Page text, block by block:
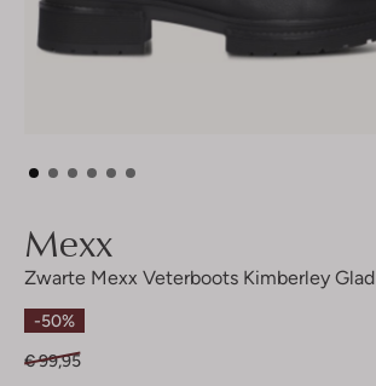
Mexx
Zwarte Mexx Veterboots Kimberley Glad
-50%
€ 99,95